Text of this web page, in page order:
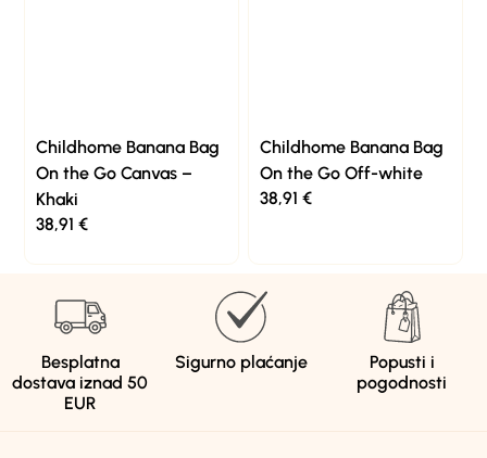
Childhome Banana Bag
On the Go Canvas –
Khaki
38,91€
Childhome Banana Bag
On the Go Off-white
38,91 €
Besplatna
dostava iznad 50
EUR
Sigurno plaćanje
Popusti i
pogodnosti